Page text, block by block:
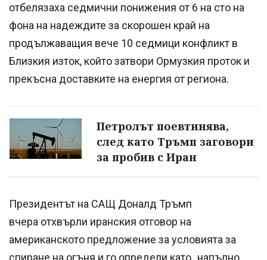
отбелязаха седмични понижения от 6 на сто на
фона на надеждите за скорошен край на
продължаващия вече 10 седмици конфликт в
Близкия изток, който затвори Ормузкия проток и
прекъсна доставките на енергия от региона.
Петролът поевтинява,
след като Тръмп заговори
за пробив с Иран
Президентът на САЩ Доналд Тръмп
вчера отхвърли иранския отговор на
американското предложение за условията за
спиране на огъня и го определи като „напълно